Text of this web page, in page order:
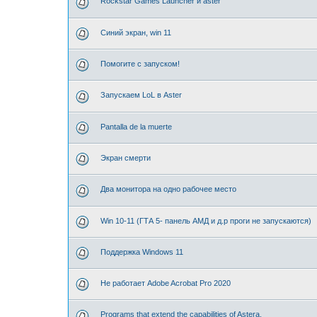
Синий экран, win 11
Помогите с запуском!
Запускаем LoL в Aster
Pantalla de la muerte
Экран смерти
Два монитора на одно рабочее место
Win 10-11 (ГТА 5- панель АМД и д.р проги не запускаются)
Поддержка Windows 11
Не работает Adobe Acrobat Pro 2020
Programs that extend the capabilities of Astera.